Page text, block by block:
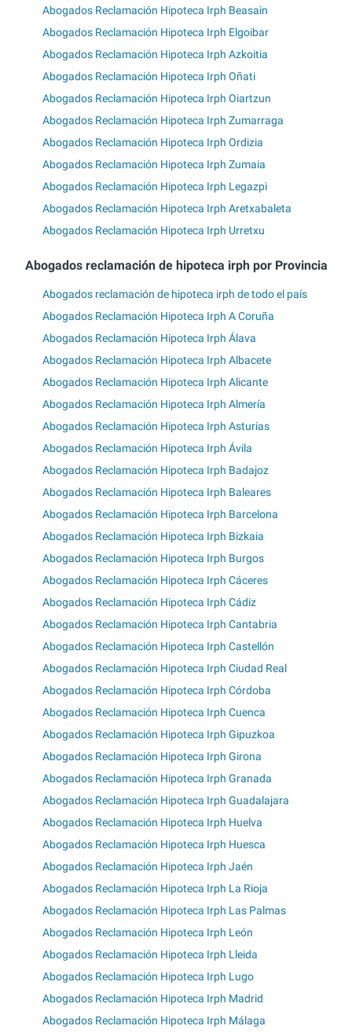
Abogados Reclamación Hipoteca Irph Beasain
Abogados Reclamación Hipoteca Irph Elgoibar
Abogados Reclamación Hipoteca Irph Azkoitia
Abogados Reclamación Hipoteca Irph Oñati
Abogados Reclamación Hipoteca Irph Oiartzun
Abogados Reclamación Hipoteca Irph Zumarraga
Abogados Reclamación Hipoteca Irph Ordizia
Abogados Reclamación Hipoteca Irph Zumaia
Abogados Reclamación Hipoteca Irph Legazpi
Abogados Reclamación Hipoteca Irph Aretxabaleta
Abogados Reclamación Hipoteca Irph Urretxu
Abogados reclamación de hipoteca irph por Provincia
Abogados reclamación de hipoteca irph de todo el país
Abogados Reclamación Hipoteca Irph A Coruña
Abogados Reclamación Hipoteca Irph Álava
Abogados Reclamación Hipoteca Irph Albacete
Abogados Reclamación Hipoteca Irph Alicante
Abogados Reclamación Hipoteca Irph Almería
Abogados Reclamación Hipoteca Irph Asturias
Abogados Reclamación Hipoteca Irph Ávila
Abogados Reclamación Hipoteca Irph Badajoz
Abogados Reclamación Hipoteca Irph Baleares
Abogados Reclamación Hipoteca Irph Barcelona
Abogados Reclamación Hipoteca Irph Bizkaia
Abogados Reclamación Hipoteca Irph Burgos
Abogados Reclamación Hipoteca Irph Cáceres
Abogados Reclamación Hipoteca Irph Cádiz
Abogados Reclamación Hipoteca Irph Cantabria
Abogados Reclamación Hipoteca Irph Castellón
Abogados Reclamación Hipoteca Irph Ciudad Real
Abogados Reclamación Hipoteca Irph Córdoba
Abogados Reclamación Hipoteca Irph Cuenca
Abogados Reclamación Hipoteca Irph Gipuzkoa
Abogados Reclamación Hipoteca Irph Girona
Abogados Reclamación Hipoteca Irph Granada
Abogados Reclamación Hipoteca Irph Guadalajara
Abogados Reclamación Hipoteca Irph Huelva
Abogados Reclamación Hipoteca Irph Huesca
Abogados Reclamación Hipoteca Irph Jaén
Abogados Reclamación Hipoteca Irph La Rioja
Abogados Reclamación Hipoteca Irph Las Palmas
Abogados Reclamación Hipoteca Irph León
Abogados Reclamación Hipoteca Irph Lleida
Abogados Reclamación Hipoteca Irph Lugo
Abogados Reclamación Hipoteca Irph Madrid
Abogados Reclamación Hipoteca Irph Málaga